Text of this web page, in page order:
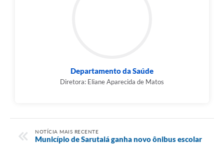
Departamento da Saúde
Diretora: Eliane Aparecida de Matos
NOTÍCIA MAIS RECENTE
Município de Sarutaiá ganha novo ônibus escolar